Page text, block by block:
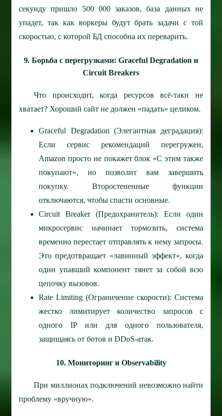
секунду пришло 500 000 заказов, база данных не
упадет, так как воркеры будут брать задачи с той
скоростью, с которой БД способна их переварить.
9. Борьба с перегрузками: Graceful Degradation и
Circuit Breakers
Что происходит, когда ресурсов всё-таки не
хватает? Хороший сайт не должен «падать» целиком.
Graceful Degradation (Элегантная деградация):
Если сервис рекомендаций перегружен,
Amazon просто не покажет блок «С этим также
покупают», но позволит вам завершить
покупку. Второстепенные функции
отключаются, чтобы спасти основные.
Circuit Breaker (Предохранитель): Если один
микросервис начинает тормозить, система
временно перестает отправлять к нему запросы.
Это предотвращает «лавинный эффект», когда
один упавший компонент тянет за собой всю
цепочку вызовов.
Rate Limiting (Ограничение скорости): Система
жестко лимитирует количество запросов с
одного IP или для одного пользователя,
защищаясь от ботов и DDoS-атак.
10. Мониторинг и Observability
При миллионах подключений невозможно найти
проблему «вручную».